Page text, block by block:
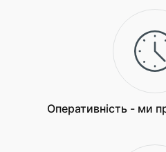
Оперативність - ми